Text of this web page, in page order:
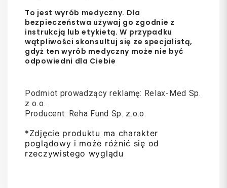
To jest wyrób medyczny. Dla
bezpieczeństwa używaj go zgodnie z
instrukcją lub etykietą. W przypadku
wątpliwości skonsultuj się ze specjalistą,
gdyż ten wyrób medyczny może nie być
odpowiedni dla Ciebie
Podmiot prowadzący reklamę: Relax-Med Sp.
z o.o.
Producent: Reha Fund Sp. z.o.o.
*Zdjęcie produktu ma charakter
poglądowy i może różnić się od
rzeczywistego wyglądu